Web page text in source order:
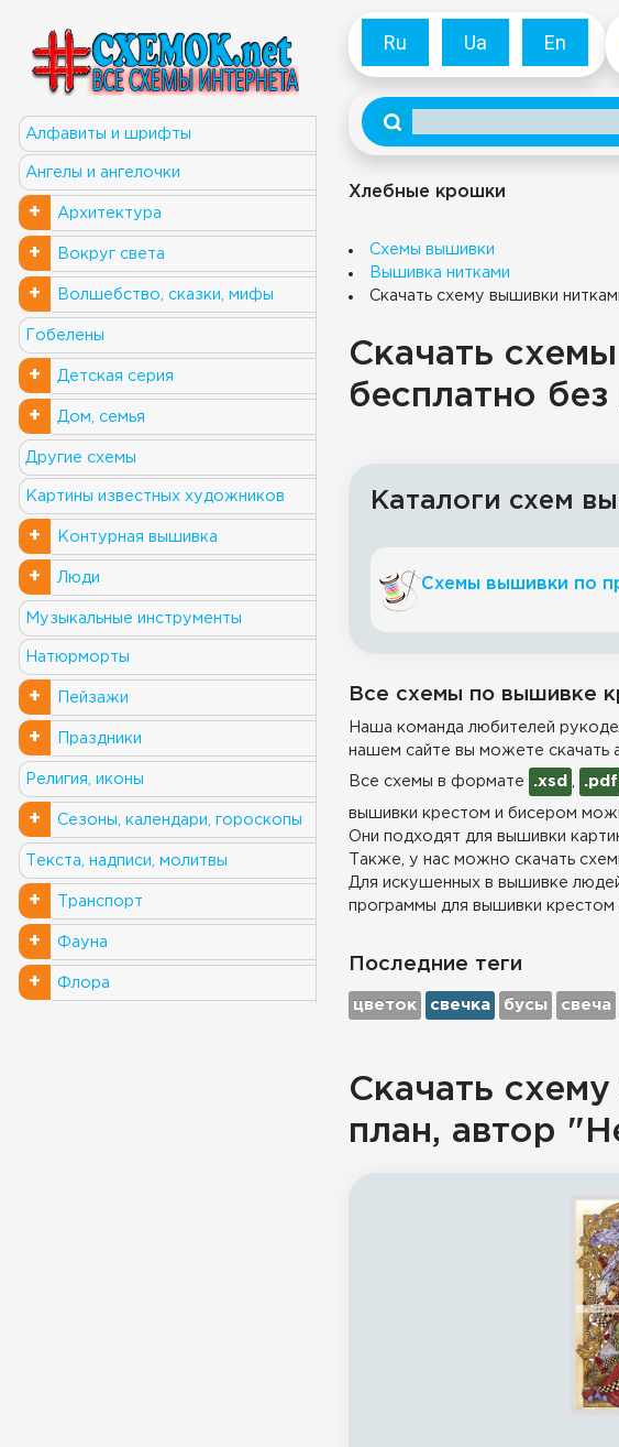
Алфавиты и шрифты
Ангелы и ангелочки
+ Архитектура
+ Вокруг света
+ Волшебство, сказки, мифы
Гобелены
+ Детская серия
+ Дом, семья
Другие схемы
Картины известных художников
+ Контурная вышивка
+ Люди
Музыкальные инструменты
Натюрморты
+ Пейзажи
+ Праздники
Религия, иконы
+ Сезоны, календари, гороскопы
Текста, надписи, молитвы
+ Транспорт
+ Фауна
+ Флора
Ru Ua En
Хлебные крошки
Схемы вышивки
Вышивка нитками
Скачать схему вышивки
Скачать
бесплатно
Каталоги схем
Схемы вышивки по
Все схемы по вышивке
Наша команда любителей
нашем сайте вы можете скачать
Все схемы в формате .xsd .pdf
вышивки крестом и бисером
Они подходят для вышивки
Также, у нас можно скачать
Для искушенных в вышивке
программы для вышивки крестом
Последние теги
цветок свечка бусы свеча
Скачать
план, автор